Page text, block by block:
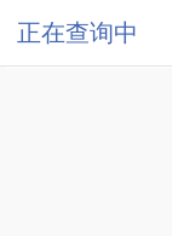
正在查询中